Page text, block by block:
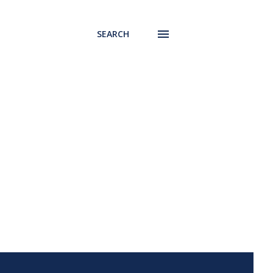
SEARCH